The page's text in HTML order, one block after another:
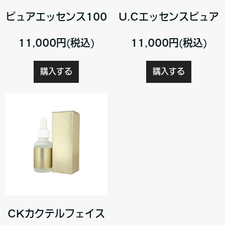
ピュアエッセンス100
11,000円(税込)
購入する
U.Cエッセンスピュア
11,000円(税込)
購入する
CKカクテルフェイス